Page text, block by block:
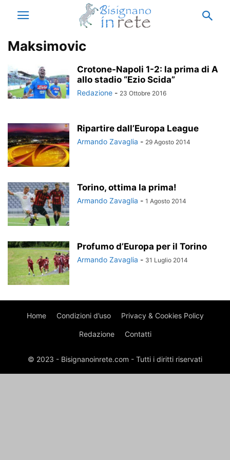
Maksimovic
Crotone-Napoli 1-2: la prima di A
allo stadio “Ezio Scida”
Redazione - 23 Ottobre 2016
Ripartire dall’Europa League
Armando Zavaglia - 29 Agosto 2014
Torino, ottima la prima!
Armando Zavaglia - 1 Agosto 2014
Profumo d’Europa per il Torino
Armando Zavaglia - 31 Luglio 2014
Home Condizioni d’uso Privacy & Cookies Policy
Redazione Contatti
© 2023 - Bisignanoinrete.com - Tutti i diritti riservati